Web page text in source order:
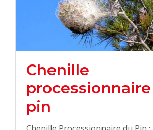
Chenille
pin